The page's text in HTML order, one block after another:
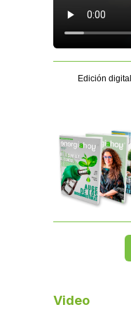
Edición
Video